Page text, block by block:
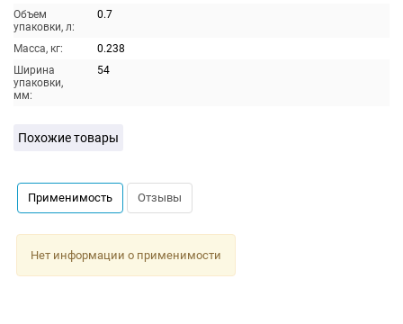
Объем
упаковки, л:
0.7
Масса, кг:
0.238
Ширина
упаковки,
мм:
54
Похожие товары
Применимость Отзывы
Нет информации о применимости